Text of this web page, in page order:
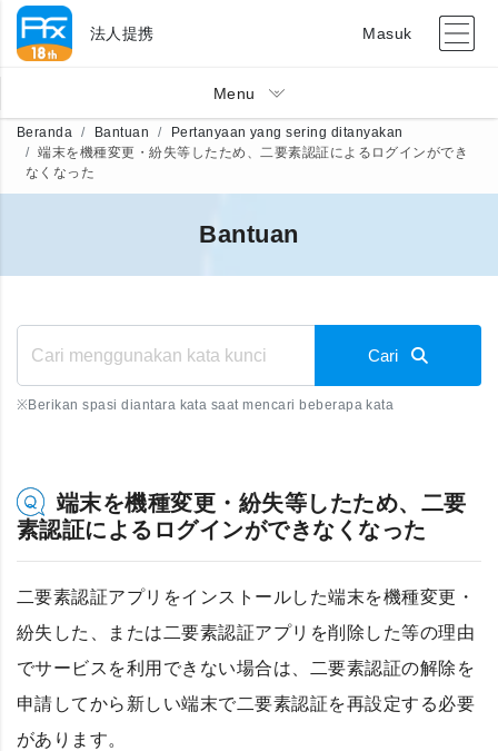
法人提携 Masuk
Menu
Beranda Bantuan
Pertanyaan yang sering ditanyakan
端末を機種変更・紛失等したため、二要素認証によるログインができ
なくなった
Bantuan
Cari
※Berikan spasi diantara kata saat mencari beberapa kata
端末を機種変更・紛失等したため、二要
素認証によるログインができなくなった
二要素認証アプリをインストールした端末を機種変更・
紛失した、または二要素認証アプリを削除した等の理由
でサービスを利用できない場合は、二要素認証の解除を
申請してから新しい端末で二要素認証を再設定する必要
があります。